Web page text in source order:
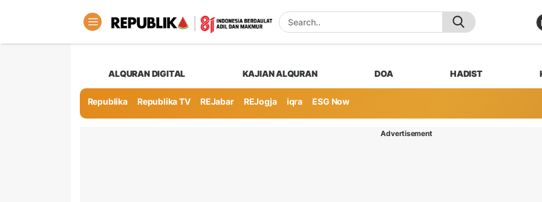
ALQURAN DIGITAL KAJIAN ALQURAN DOA HADIST
Republika Republika TV REJabar REJogja iqra ESG Now
Advertisement